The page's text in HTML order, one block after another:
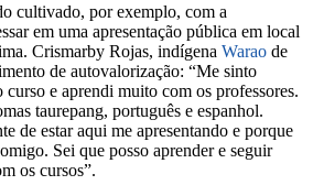
cultivado, por exemplo, com a
em uma apresentação pública em local
Crismarby Rojas, indígena Warao de
de autovalorização: “Me sinto
e aprendi muito com os professores.
taurepang, português e espanhol.
de estar aqui me apresentando e porque
Sei que posso aprender e seguir
os cursos”.